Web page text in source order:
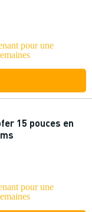
pour une
15 pouces en
pour une